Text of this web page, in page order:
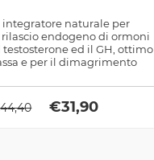
integratore naturale per
endogeno di ormoni
ed il GH, ottimo
e per il dimagrimento
44,40 €31,90